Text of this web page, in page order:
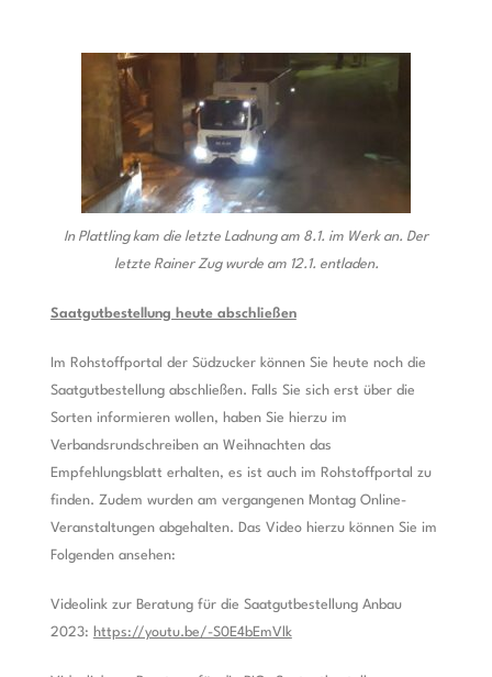
In Plattling kam die letzte Ladnung am 8.1. im Werk an. Der
letzte Rainer Zug wurde am 12.1. entladen.
Saatgutbestellung heute abschließen
Im Rohstoffportal der Südzucker können Sie heute noch die
Saatgutbestellung abschließen. Falls Sie sich erst über die
Sorten informieren wollen, haben Sie hierzu im
Verbandsrundschreiben an Weihnachten das
Empfehlungsblatt erhalten, es ist auch im Rohstoffportal zu
finden. Zudem wurden am vergangenen Montag Online-
Veranstaltungen abgehalten. Das Video hierzu können Sie im
Folgenden ansehen:
Videolink zur Beratung für die Saatgutbestellung Anbau
2023: https://youtu.be/-S0E4bEmVlk